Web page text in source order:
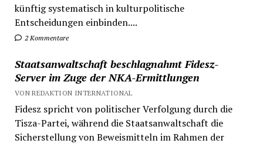
künftig systematisch in kulturpolitische
Entscheidungen einbinden....
2 Kommentare
Staatsanwaltschaft beschlagnahmt Fidesz-
Server im Zuge der NKA-Ermittlungen
VON REDAKTION INTERNATIONAL
Fidesz spricht von politischer Verfolgung durch die
Tisza-Partei, während die Staatsanwaltschaft die
Sicherstellung von Beweismitteln im Rahmen der